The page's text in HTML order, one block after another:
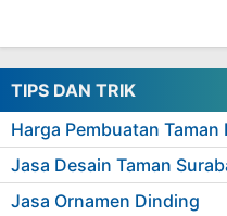
TIPS DAN TRIK
Harga Pembuatan Taman
Jasa Desain Taman
Jasa Ornamen Dinding